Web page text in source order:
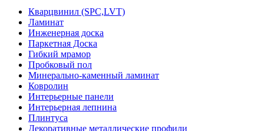
Кварцвинил (SPC,LVT)
Ламинат
Инженерная доска
Паркетная Доска
Гибкий мрамор
Пробковый пол
Минерально-каменный ламинат
Ковролин
Интерьерные панели
Интерьерная лепнина
Плинтуса
Декоративные металлические профили